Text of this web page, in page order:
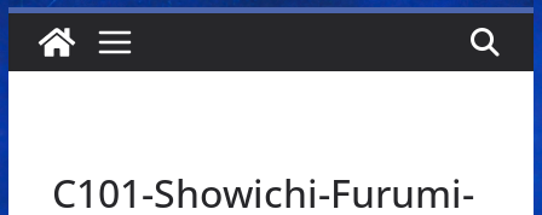
C101-Showichi-Furumi-